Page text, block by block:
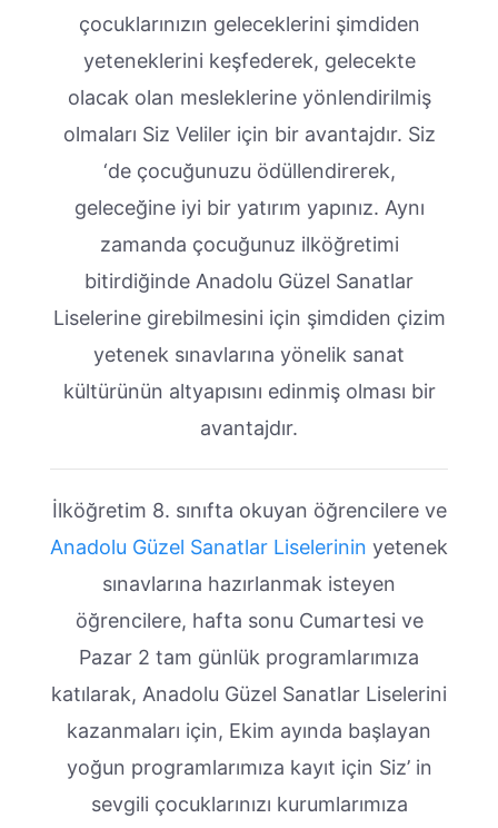
çocuklarınızın geleceklerini şimdiden
yeteneklerini keşfederek, gelecekte
olacak olan mesleklerine yönlendirilmiş
olmaları Siz Veliler için bir avantajdır. Siz
‘de çocuğunuzu ödüllendirerek,
geleceğine iyi bir yatırım yapınız. Aynı
zamanda çocuğunuz ilköğretimi
bitirdiğinde Anadolu Güzel Sanatlar
Liselerine girebilmesini için şimdiden çizim
yetenek sınavlarına yönelik sanat
kültürünün altyapısını edinmiş olması bir
avantajdır.
İlköğretim 8. sınıfta okuyan öğrencilere ve
Anadolu Güzel Sanatlar Liselerinin yetenek
sınavlarına hazırlanmak isteyen
öğrencilere, hafta sonu Cumartesi ve
Pazar 2 tam günlük programlarımıza
katılarak, Anadolu Güzel Sanatlar Liselerini
kazanmaları için, Ekim ayında başlayan
yoğun programlarımıza kayıt için Siz’ in
sevgili çocuklarınızı kurumlarımıza